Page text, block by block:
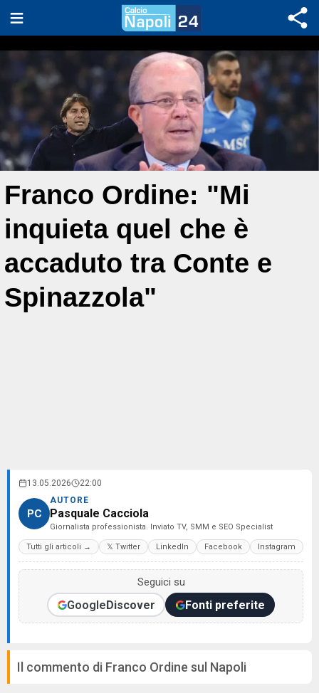
Franco Ordine: "Mi
inquieta quel che è
accaduto tra Conte e
Spinazzola"
13.05.2026 22:00
PC
AUTORE
Pasquale Cacciola
Giornalista professionista. Inviato TV, SMM e SEO Specialist
Tutti gli articoli → 𝕏 Twitter LinkedIn Facebook Instagram
Seguici su
GoogleDiscover Fonti preferite
Il commento di Franco Ordine sul Napoli